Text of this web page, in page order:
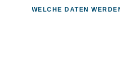
WELCHE DATEN